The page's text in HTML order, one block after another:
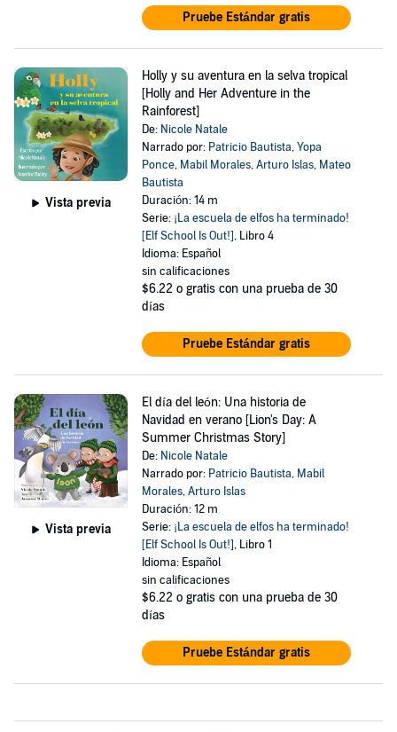
Pruebe Estándar gratis
Vista previa
Holly y su aventura en la selva tropical
[Holly and Her Adventure in the
Rainforest]
De: Nicole Natale
Narrado por: Patricio Bautista,Yopa
Ponce, Mabil Morales,Arturo Islas, Mateo
Bautista
Duración: 14 m
Serie: ¡La escuela de elfos ha terminado!
[Elf School Is Out!], Libro 4
Idioma: Español
sin calificaciones
$6.22 o gratis con una prueba de 30
días
Pruebe Estándar gratis
Vista previa
El día del león: Una historia de
Navidad en verano [Lion's Day: A
Summer Christmas Story]
De: Nicole Natale
Narrado por: Patricio Bautista, Mabil
Morales,Arturo Islas
Duración: 12 m
Serie: ¡La escuela de elfos ha terminado!
[Elf School Is Out!], Libro 1
Idioma: Español
sin calificaciones
$6.22 o gratis con una prueba de 30
días
Pruebe Estándar gratis